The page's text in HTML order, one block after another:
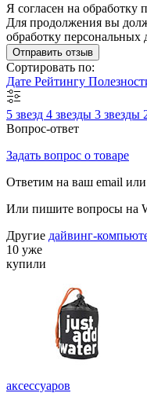
Я согласен на обработку
Для продолжения вы
обработку персональных
Отправить отзыв
Сортировать по:
Дате Рейтингу
5 звезд 4 звезды 3 звезды
Вопрос-ответ
Задать вопрос о товаре
Ответим на ваш email
Или пишите вопросы на
Другие дайвинг-
10 уже
купили
аксессуаров